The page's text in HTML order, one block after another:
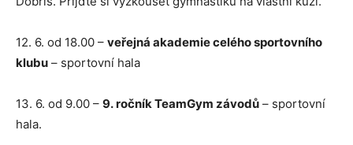
12. 6. od 18.00 – veřejná akademie celého sportovního
klubu – sportovní hala
13. 6. od 9.00 – 9. ročník TeamGym závodů – sportovní
hala.